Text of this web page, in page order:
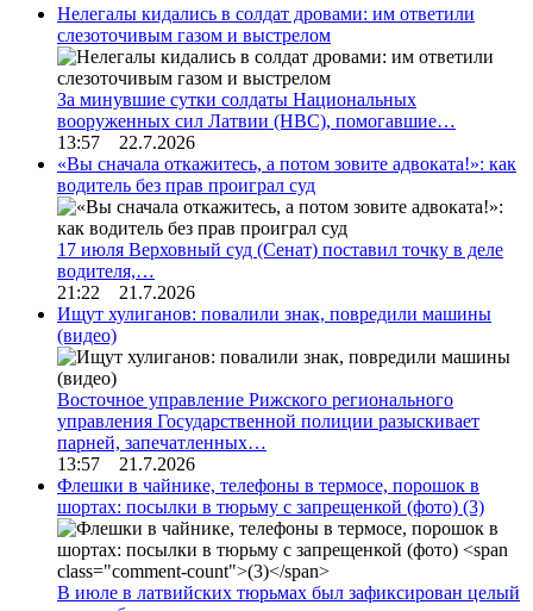
Нелегалы кидались в солдат дровами: им ответили
слезоточивым газом и выстрелом
За минувшие сутки солдаты Национальных
вооруженных сил Латвии (НВС), помогавшие…
13:57 22.7.2026
«Вы сначала откажитесь, а потом зовите адвоката!»: как
водитель без прав проиграл суд
17 июля Верховный суд (Сенат) поставил точку в деле
водителя,…
21:22 21.7.2026
Ищут хулиганов: повалили знак, повредили машины
(видео)
Восточное управление Рижского регионального
управления Государственной полиции разыскивает
парней, запечатленных…
13:57 21.7.2026
Флешки в чайнике, телефоны в термосе, порошок в
шортах: посылки в тюрьму с запрещенкой (фото) (3)
В июле в латвийских тюрьмах был зафиксирован целый